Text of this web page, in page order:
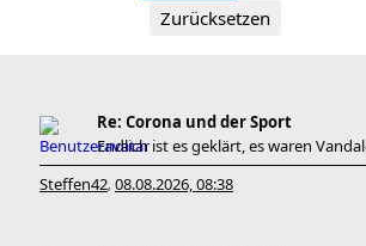
Re: Corona und der Sport
Endlich ist es geklärt, es waren
Steffen42, 08.08.2026, 08:38